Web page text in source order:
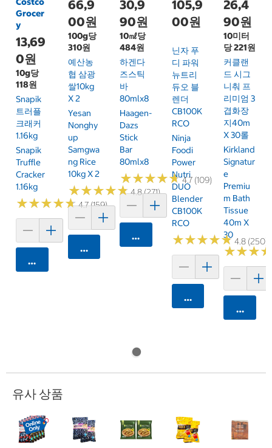
Grocer
y
13,69
0원
10g당
118원
Snapik
트러플
크래커
1.16kg
Snapik
Truffle
Cracker
1.16kg
★★★★★
★★★★★4.7 (159)
카트에 담기
66,9
00원
100g당
310원
예산농
협 삼광
쌀10kg
X 2
Yesan
Nonghy
Up
Samgwa
Ng Rice
10kg X 2
★★★★★
★★★★★4.8 (271)
카트에 담기
30,9
90원
10㎖당
484원
하겐다
즈스틱
바
80mlx8
Haagen-
Dazs
Stick
Bar
80mlx8
★★★★★
★★★★★4.7 (109)
카트에 담기
105,9
00원
닌자 푸
디 파워
뉴트리
듀오 블
렌더
CB100K
RCO
Ninja
Foodi
Power
Nutri
DUO
Blender
CB100K
RCO
★★★★★
★★★★★4.8 (250)
카트에 담기
26,4
90원
10미터
당 221원
커클랜
드 시그
니춰 프
리미엄 3
겹화장
지40m
X 30롤
Kirkland
Signatur
E
Premiu
M Bath
Tissue
40m X
30
★★★
★★★
카트에
유사 상품